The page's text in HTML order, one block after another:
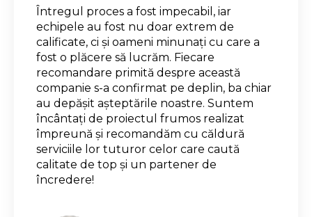
Întregul proces a fost impecabil, iar
echipele au fost nu doar extrem de
calificate, ci și oameni minunați cu care a
fost o plăcere să lucrăm. Fiecare
recomandare primită despre această
companie s-a confirmat pe deplin, ba chiar
au depășit așteptările noastre. Suntem
încântați de proiectul frumos realizat
împreună și recomandăm cu căldură
serviciile lor tuturor celor care caută
calitate de top și un partener de
încredere!